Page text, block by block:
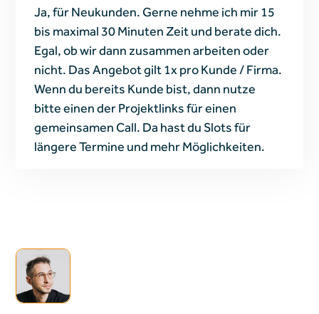
Ja, für Neukunden. Gerne nehme ich mir 15
bis maximal 30 Minuten Zeit und berate dich.
Egal, ob wir dann zusammen arbeiten oder
nicht. Das Angebot gilt 1x pro Kunde / Firma.
Wenn du bereits Kunde bist, dann nutze
bitte einen der Projektlinks für einen
gemeinsamen Call. Da hast du Slots für
längere Termine und mehr Möglichkeiten.